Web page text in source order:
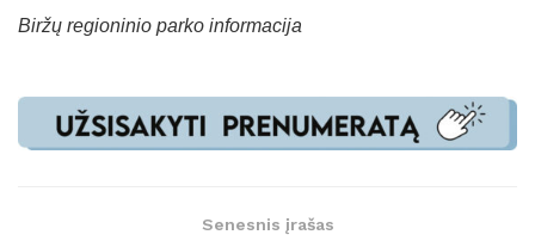
Biržų regioninio parko informacija
Senesnis įrašas